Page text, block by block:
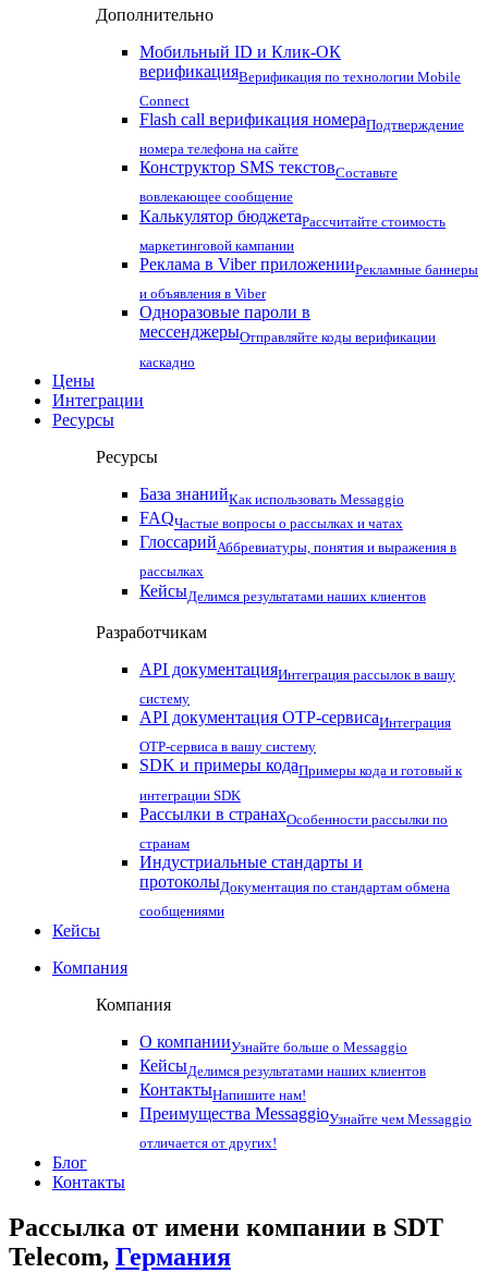
Дополнительно
Мобильный ID и Клик-ОК
верификацияВерификация по технологии Mobile
Connect
Flash call верификация номераПодтверждение
номера телефона на сайте
Конструктор SMS текстовСоставьте
вовлекающее сообщение
Калькулятор бюджетаРассчитайте стоимость
маркетинговой кампании
Реклама в Viber приложенииРекламные баннеры
и объявления в Viber
Одноразовые пароли в
мессенджерыОтправляйте коды верификации
каскадно
Цены
Интеграции
Ресурсы
Ресурсы
База знанийКак использовать Messaggio
FAQЧастые вопросы о рассылках и чатах
ГлоссарийАббревиатуры, понятия и выражения в
рассылках
КейсыДелимся результатами наших клиентов
Разработчикам
API документацияИнтеграция рассылок в вашу
систему
API документация OTP-сервисаИнтеграция
OTP-сервиса в вашу систему
SDK и примеры кодаПримеры кода и готовый к
интеграции SDK
Рассылки в странахОсобенности рассылки по
странам
Индустриальные стандарты и
протоколыДокументация по стандартам обмена
сообщениями
Кейсы
Компания
Компания
О компанииУзнайте больше о Messaggio
КейсыДелимся результатами наших клиентов
КонтактыНапишите нам!
Преимущества MessaggioУзнайте чем Messaggio
отличается от других!
Блог
Контакты
Рассылка от имени компании в SDT
Telecom, Германия